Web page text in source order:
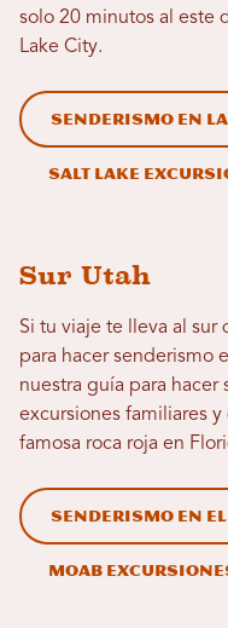
solo 20 minutos al este
Lake City.
Senderismo en
Salt Lake
Sur Utah
Si tu viaje te lleva al sur
para hacer senderismo
nuestra guía para hacer
excursiones familiares y
famosa roca roja en
Senderismo en
Moab